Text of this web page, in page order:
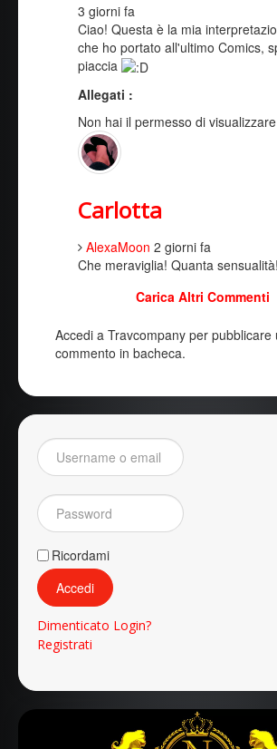
3 giorni fa
Ciao! Questa è la mia
che ho portato all'ultimo Comics,
piaccia
Allegati :
Non hai il permesso di
Carlotta
AlexaMoon 2 giorni fa
Che meraviglia! Quanta
Carica Altri Commenti
Accedi a Travcompany per pubblicare
commento in bacheca.
Ricordami
Accedi
Dimenticato Login?
Registrati